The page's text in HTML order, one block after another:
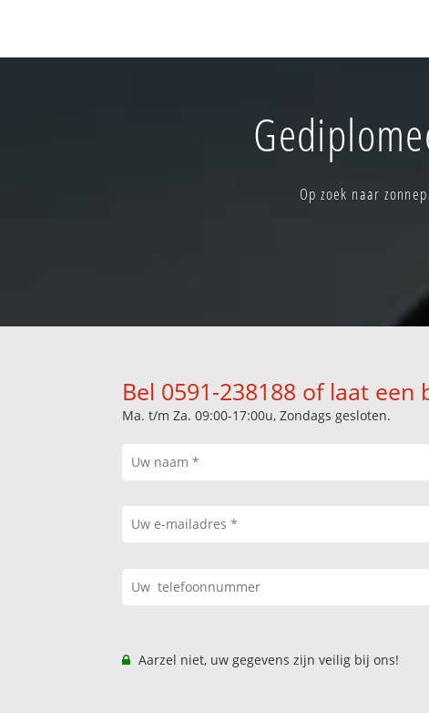
Op zoek naar
Bel 0591-238188 of laat
Ma. t/m Za. 09:00-17:00u, Zondags gesloten.
Aarzel niet, uw gegevens zijn veilig bij ons!